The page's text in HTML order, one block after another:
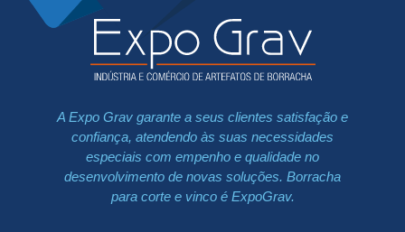
A Expo Grav garante a seus clientes satisfação e
confiança, atendendo às suas necessidades
especiais com empenho e qualidade no
desenvolvimento de novas soluções. Borracha
para corte e vinco é ExpoGrav.